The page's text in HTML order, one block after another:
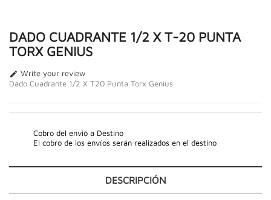
DADO CUADRANTE 1/2 X T-20 PUNTA
TORX GENIUS
 Write your review
Dado Cuadrante 1/2 X T20 Punta Torx Genius
Cobro del envió a Destino
El cobro de los envíos serán realizados en el destino
DESCRIPCIÓN